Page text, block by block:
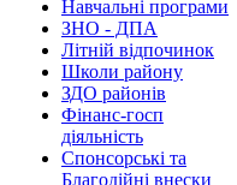
Навчальні програми
ЗНО - ДПА
Літній відпочинок
Школи району
ЗДО районів
Фінанс-госп
діяльність
Спонсорські та
Благодійні внески